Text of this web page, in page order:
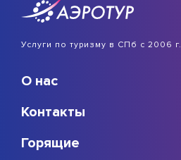
Услуги по туризму в СПб с 2006 г.
О нас
Контакты
Горящие